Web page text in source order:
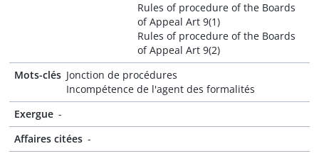
Rules of procedure of the Boards
of Appeal Art 9(1)
Rules of procedure of the Boards
of Appeal Art 9(2)
Mots-clés Jonction de procédures
Incompétence de l'agent des formalités
Exergue -
Affaires citées -